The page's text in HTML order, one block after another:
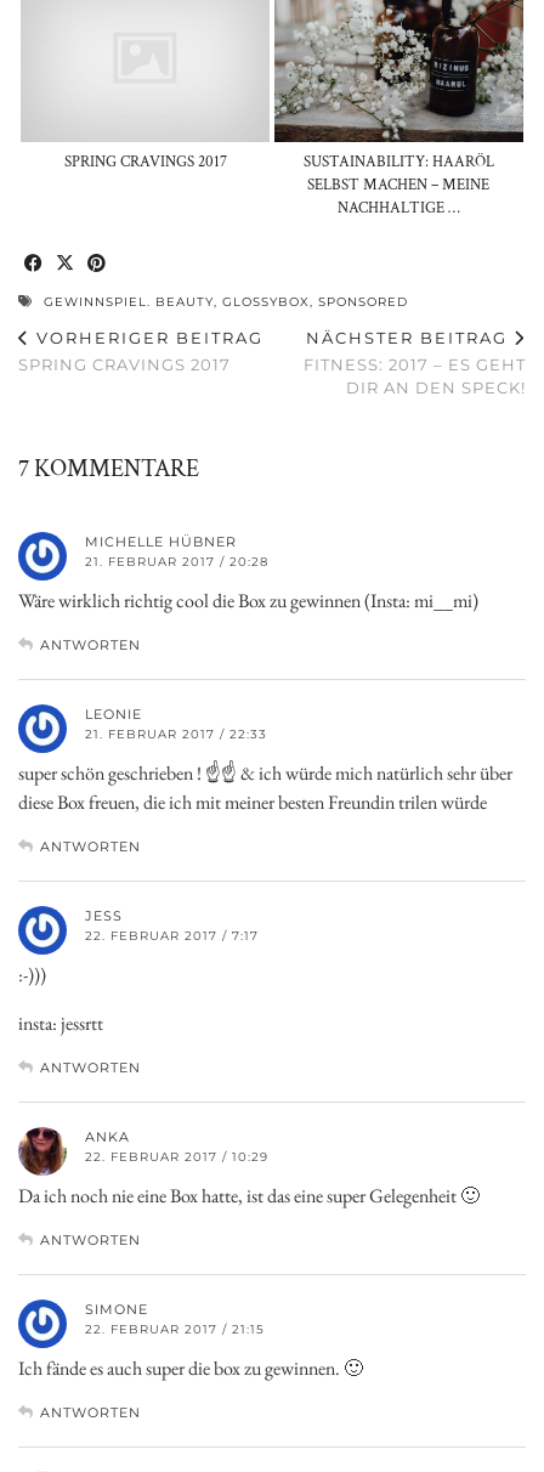
SPRING CRAVINGS 2017
SUSTAINABILITY: HAARÖL
SELBST MACHEN – MEINE
NACHHALTIGE …
GEWINNSPIEL. BEAUTY, GLOSSYBOX, SPONSORED
VORHERIGER BEITRAG
SPRING CRAVINGS 2017
NÄCHSTER BEITRAG
FITNESS: 2017 – ES GEHT
DIR AN DEN SPECK!
7 KOMMENTARE
MICHELLE HÜBNER
21. FEBRUAR 2017 / 20:28
Wäre wirklich richtig cool die Box zu gewinnen (Insta: mi__mi)
ANTWORTEN
LEONIE
21. FEBRUAR 2017 / 22:33
super schön geschrieben ! ☝☝ & ich würde mich natürlich sehr über
diese Box freuen, die ich mit meiner besten Freundin trilen würde
ANTWORTEN
JESS
22. FEBRUAR 2017 / 7:17
:-)))
insta: jessrtt
ANTWORTEN
ANKA
22. FEBRUAR 2017 / 10:29
Da ich noch nie eine Box hatte, ist das eine super Gelegenheit 🙂
ANTWORTEN
SIMONE
22. FEBRUAR 2017 / 21:15
Ich fände es auch super die box zu gewinnen. 🙂
ANTWORTEN